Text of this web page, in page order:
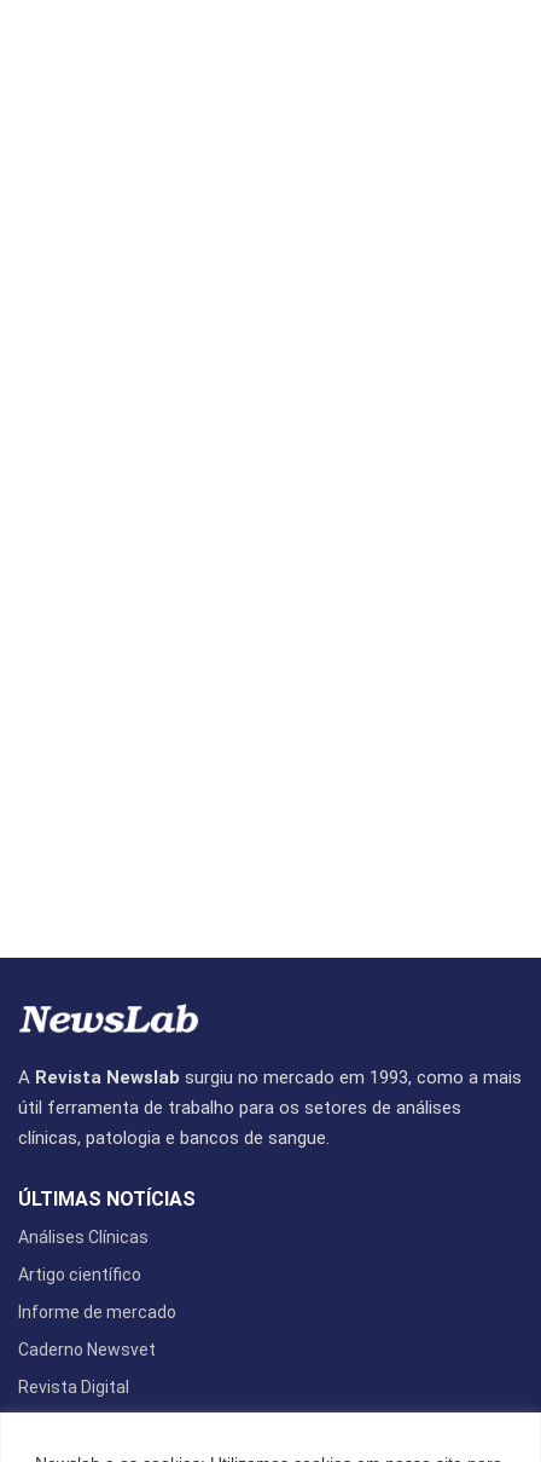
A Revista Newslab surgiu no mercado em 1993, como a mais
útil ferramenta de trabalho para os setores de análises
clínicas, patologia e bancos de sangue.
ÚLTIMAS NOTÍCIAS
Análises Clínicas
Artigo científico
Informe de mercado
Caderno Newsvet
Revista Digital